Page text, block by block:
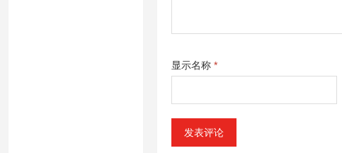
显示名称 *